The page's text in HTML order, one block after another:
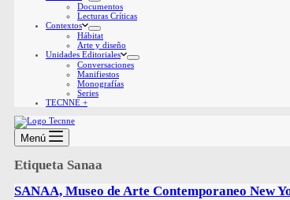
Documentos
Lecturas Críticas
Contextos
Hábitat
Arte y diseño
Unidades Editoriales
Conversaciones
Manifiestos
Monografías
Series
TECNNE +
Menú
Etiqueta Sanaa
SANAA, Museo de Arte Contemporaneo New